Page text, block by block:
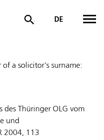
DE
a solicitor's surname:
des Thüringer OLG vom
und
2004, 113